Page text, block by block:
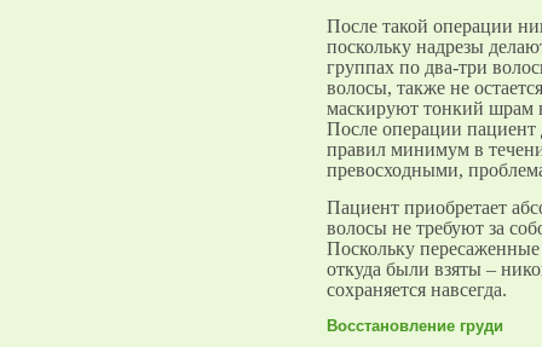
После такой операции
поскольку надрезы
группах по два-три
волосы, также не
маскируют тонкий шрам
После операции
правил минимум в
превосходными,
Пациент приобретает
волосы не требуют за
Поскольку
откуда были взяты –
сохраняется навсегда.
Восстановление груди